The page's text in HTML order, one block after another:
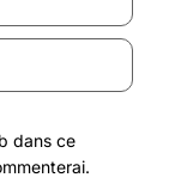
dans ce